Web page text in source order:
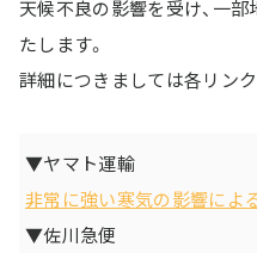
天候不良の影響を受け、一
たします。
詳細につきましては各リン
▼ヤマト運輸
非常に強い寒気の影響によ
▼佐川急便